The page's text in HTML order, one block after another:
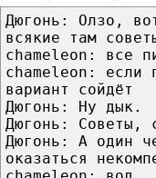
Дюгонь: Олзо,
всякие там
chameleon: все
chameleon: если
вариант сойдёт
Дюгонь: Ну дык.
Дюгонь: Советы,
Дюгонь: А один
оказаться